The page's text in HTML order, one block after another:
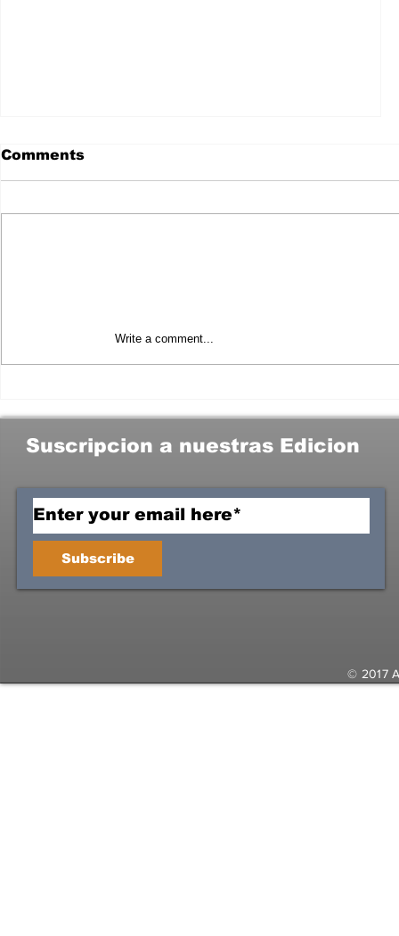
EL ES IVAN ALFREDO DZUL CABAÑAS
Comments
Write a comment...
Suscripcion a nuestras Edicion
Subscribe
© 2017